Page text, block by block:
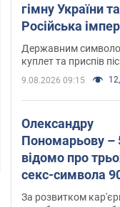
гімну України
Російська
розповідають у
Державним
куплет та приспів
9.08.2026 09:15
Олександру
Пономарьову –
відомо про
секс-символа
який вигляд
За розвитком